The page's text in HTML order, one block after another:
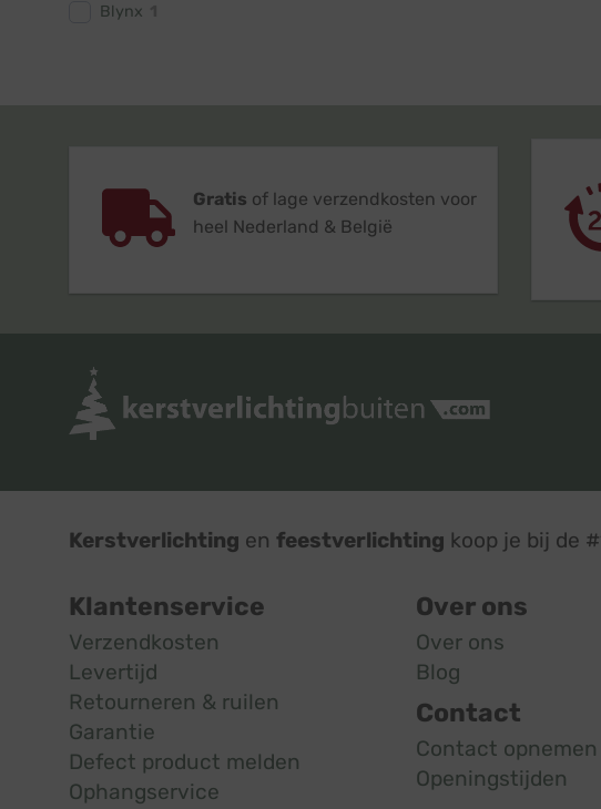
Blynx
Gratis of lage verzendkosten voor
heel Nederland & België
Kerstverlichting en feestverlichting koop je bij de
Klantenservice
Verzendkosten
Levertijd
Retourneren & ruilen
Garantie
Defect product melden
Ophangservice
Over ons
Over ons
Blog
Contact
Contact opnemen
Openingstijden